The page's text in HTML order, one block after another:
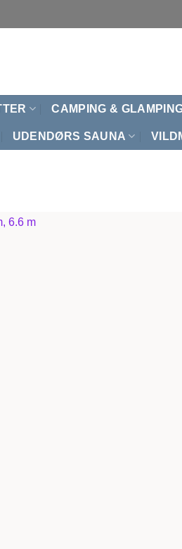
CAMPING &
UDENDØRS SAUNA